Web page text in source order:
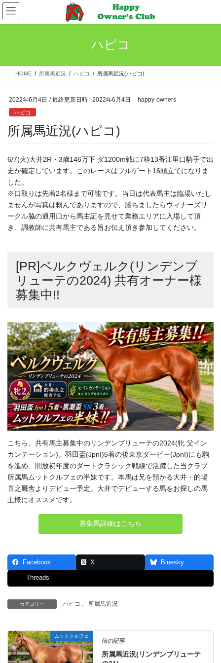
コ
ン
テ
ス
ナ
ビ
ゲ
ン
ハピコ
HOME 所属馬近況 ハピコ 所属馬近況(ハピコ)
2022年6月4日 / 最終更新日時 : 2022年6月4日 happy-owners
ハピコ
所属馬近況(ハピコ)
6/7(火)大井2R・3歳146万下 ダ1200m戦に7枠13番江里口騎手で出
走が確定しています。このレースはフルゲート16頭立てになりま
した。
※口取りは先着2名様まで可能です。当日は代表馬主は臨場いたし
ませんが写真は頼んでありますので、勝ちましたらウィナーズサ
ークル脇の通用口から馬主証を見せて業務エリアに入場して頂
き、調教師に共有馬主である旨お伝え頂き参加してください。
[PR]ベルクヴェルク(リンデンブ
リューテの2024) 共有オーナー様
募集中!!
こちら、共有馬主募集中のリンデンブリューテの2024(牝 父イン
カンテーション)。羽田盃(JpnI)5着の後東京ダービー(JpnI)にも駒
を進め、開放初年度のダートクラシック戦線で活躍した当クラブ
所属馬ムットクルフェの半妹です。本馬は兄を預かる大井・的場
直之厩舎よりデビュー予定。大井でデビューする馬をお探しの馬
主様にオススメです。
募集馬詳細はこちら
Facebook X Bluesky
Threads
カテゴリー ハピコ 所属馬近況
ムットクルフェ
前の記事
所属馬近況(リンデンブリューテ